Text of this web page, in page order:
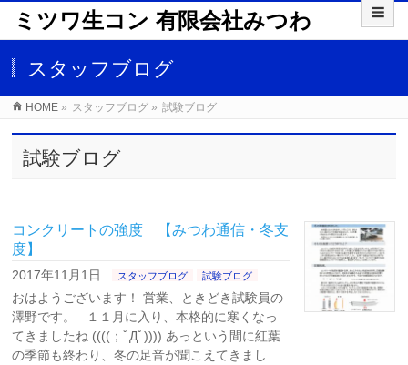
ミツワ生コン 有限会社みつわ
スタッフブログ
HOME » スタッフブログ » 試験ブログ
試験ブログ
コンクリートの強度 【みつわ通信・冬支
度】
2017年11月1日 スタッフブログ 試験ブログ
おはようございます！ 営業、ときどき試験員の
澤野です。 １１月に入り、本格的に寒くなっ
てきましたね ((((；ﾟДﾟ)))) あっという間に紅葉
の季節も終わり、冬の足音が聞こえてきまし